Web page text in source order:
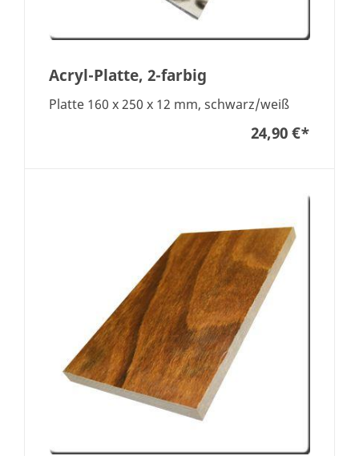
Acryl-Platte, 2-farbig
Platte 160 x 250 x 12 mm, schwarz/weiß
24,90 €*